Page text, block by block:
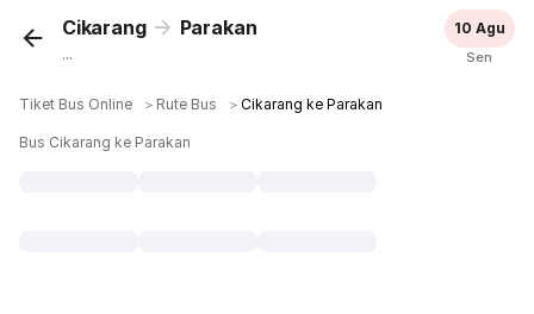
Cikarang Parakan
...
10 Agu
Sen
Tiket Bus Online ＞ Rute Bus ＞Cikarang ke Parakan
Bus Cikarang ke Parakan